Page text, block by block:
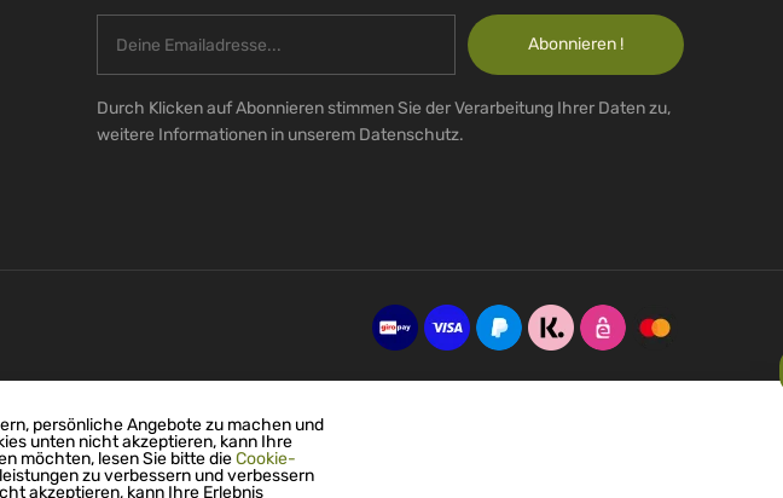
Abonnieren !
Durch Klicken auf Abonnieren stimmen Sie der Verarbeitung Ihrer Daten zu,
weitere Informationen in unserem Datenschutz.
persönliche Angebote zu machen und
unten nicht akzeptieren, kann Ihre
möchten, lesen Sie bitte dieCookie-
zu verbessern und verbessern
akzeptieren, kann Ihre Erlebnis